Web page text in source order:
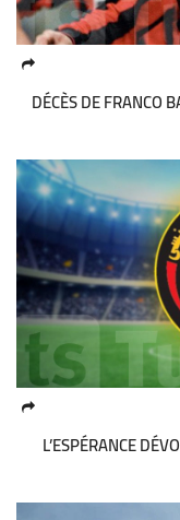
DÉCÈS DE FRANCO
L’ESPÉRANCE